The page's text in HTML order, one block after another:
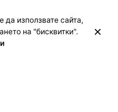
да използвате сайта,
на "бисквитки".